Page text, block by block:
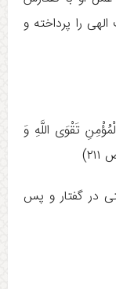
را پرداخته و
تَقْوَى اللَّهِ وَ
در گفتار و پس